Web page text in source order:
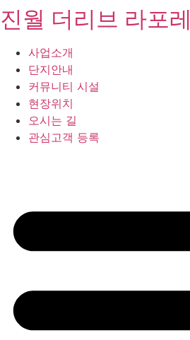
콘
텐
진월 더리브 라포레
사업소개
단지안내
커뮤니티 시설
현장위치
오시는 길
관심고객 등록